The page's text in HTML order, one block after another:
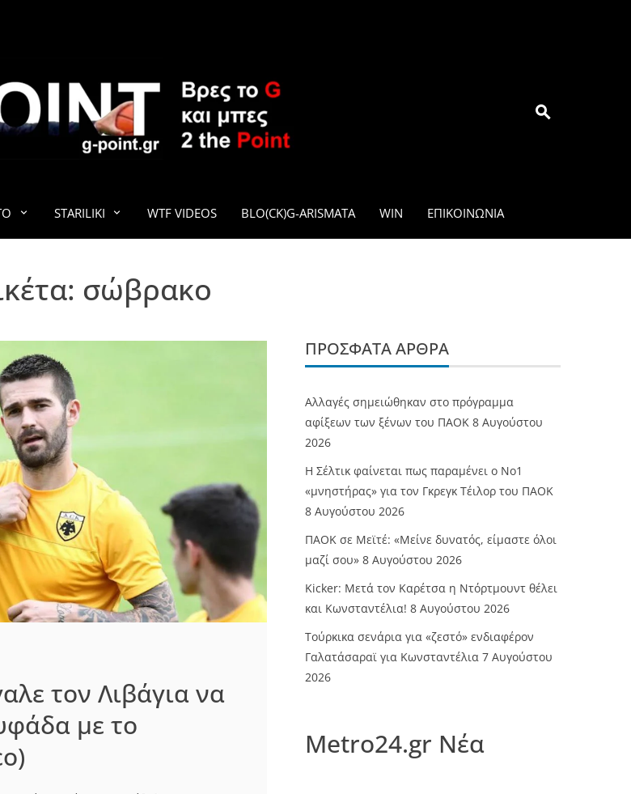
G-POINT.GR
STARILIKI WTF VIDEOS BLO(CK)G-ARISMATA WIN ΕΠΙΚΟΙΝΩΝΊΑ
σώβρακο
τον Λιβάγια να
με το
ΠΡΌΣΦΑΤΑ ΆΡΘΡΑ
Αλλαγές σημειώθηκαν στο πρόγραμμα
αφίξεων των ξένων του ΠΑΟΚ 8 Αυγούστου
2026
Η Σέλτικ φαίνεται πως παραμένει ο Νο1
«μνηστήρας» για τον Γκρεγκ Τέιλορ του ΠΑΟΚ
8 Αυγούστου 2026
ΠΑΟΚ σε Μεϊτέ: «Μείνε δυνατός, είμαστε όλοι
μαζί σου» 8 Αυγούστου 2026
Kicker: Μετά τον Καρέτσα η Ντόρτμουντ θέλει
και Κωνσταντέλια! 8 Αυγούστου 2026
Τούρκικα σενάρια για «ζεστό» ενδιαφέρον
Γαλατάσαραϊ για Κωνσταντέλια 7 Αυγούστου
2026
Metro24.gr Νέα